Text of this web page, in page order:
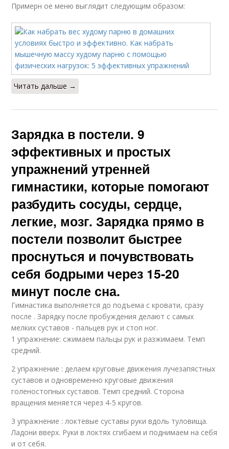
Примерн ое меню выглядит следующим образом:
Читать дальше →
Зарядка в постели. 9
эффективных и простых
упражнений утренней
гимнастики, которые помогают
разбудить сосуды, сердце,
легкие, мозг. Зарядка прямо в
постели позволит быстрее
проснуться и почувствовать
себя бодрыми через 15-20
минут после сна.
Гимнастика выполняется до подъема с кровати, сразу
после . Зарядку после пробуждения делают с самых
мелких суставов - пальцев рук и стоп ног.
1 упражнение: сжимаем пальцы рук и разжимаем. Темп
средний.
2 упражнение : делаем круговые движения лучезапястных
суставов и одновременно круговые движения
голеностопных суставов. Темп средний. Сторона
вращения меняется через 4-5 кругов.
3 упражнение : локтевые суставы руки вдоль туловища.
Ладони вверх. Руки в локтях сгибаем и поднимаем на себя
и от себя.